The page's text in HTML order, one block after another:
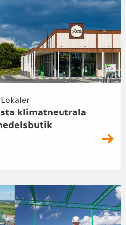
Lokaler
klimatneutrala